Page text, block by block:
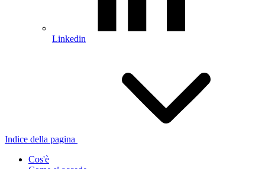
Linkedin
Indice della pagina
Cos'è